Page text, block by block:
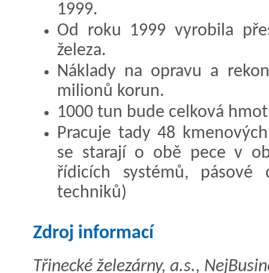
1999.
Od roku 1999 vyrobila
železa.
Náklady na opravu a
milionů korun.
1000 tun bude celková
Pracuje tady 48
se starají o obě pece v
řídicích systémů,
techniků)
Zdroj informací
Třinecké železárny, a.s.,